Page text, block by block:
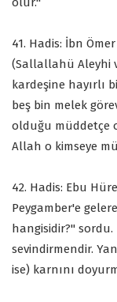
41. Hadis: İbn
(Sallallahü Aleyhi
kardeşine hayırlı
beş bin melek
olduğu müddetçe
Allah o kimseye
42. Hadis: Ebu
Peygamber'e
hangisidir?"
sevindirmendir.
ise) karnını